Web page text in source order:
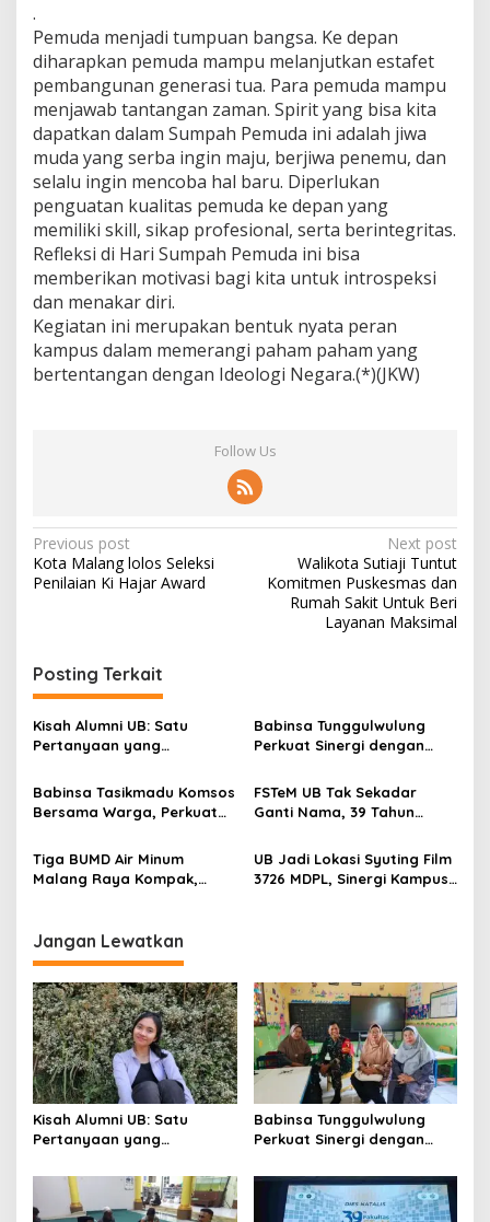
.
Pemuda menjadi tumpuan bangsa. Ke depan
diharapkan pemuda mampu melanjutkan estafet
pembangunan generasi tua. Para pemuda mampu
menjawab tantangan zaman. Spirit yang bisa kita
dapatkan dalam Sumpah Pemuda ini adalah jiwa
muda yang serba ingin maju, berjiwa penemu, dan
selalu ingin mencoba hal baru. Diperlukan
penguatan kualitas pemuda ke depan yang
memiliki skill, sikap profesional, serta berintegritas.
Refleksi di Hari Sumpah Pemuda ini bisa
memberikan motivasi bagi kita untuk introspeksi
dan menakar diri.
Kegiatan ini merupakan bentuk nyata peran
kampus dalam memerangi paham paham yang
bertentangan dengan Ideologi Negara.(*)(JKW)
Follow Us
P
o
n
a
v
i
g
a
t
i
n
Previous post
Kota Malang lolos Seleksi
Penilaian Ki Hajar Award
Next post
Walikota Sutiaji Tuntut
Komitmen Puskesmas dan
Rumah Sakit Untuk Beri
Layanan Maksimal
Posting Terkait
Kisah Alumni UB: Satu
Pertanyaan yang
Babinsa Tunggulwulung
Perkuat Sinergi dengan
Aman dan Kondusif
Babinsa Tasikmadu Komsos
Bersama Warga, Perkuat
Kondusivitas Wilayah
FSTeM UB Tak Sekadar
Ganti Nama, 39 Tahun
Trendsetter Sains dan
Teknologi
Tiga BUMD Air Minum
Malang Raya Kompak,
UB Jadi Lokasi Syuting Film
3726 MDPL, Sinergi Kampus
Jangan Lewatkan
Kisah Alumni UB: Satu
Pertanyaan yang
Babinsa Tunggulwulung
Perkuat Sinergi dengan
Aman dan Kondusif